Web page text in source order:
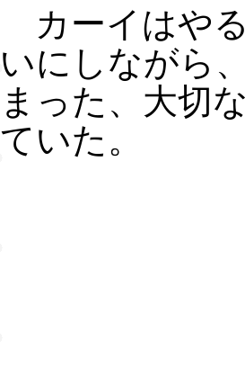
カーイはや
いにしながら
まった、大切
ていた。